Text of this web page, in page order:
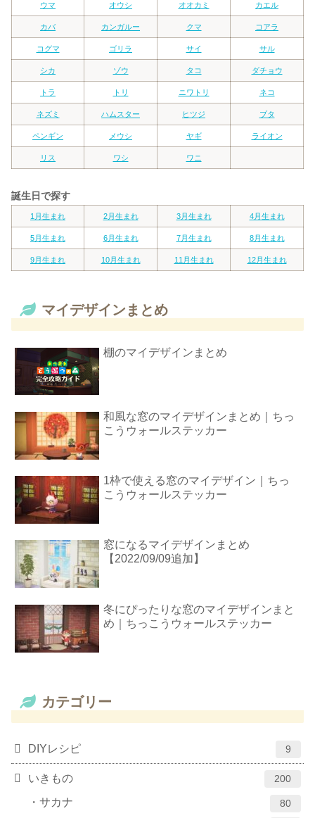
ウマ オウシ オオカミ カエル
カバ カンガルー クマ コアラ
コグマ ゴリラ サイ サル
シカ ゾウ タコ ダチョウ
トラ トリ ニワトリ ネコ
ネズミ ハムスター ヒツジ ブタ
ペンギン メウシ ヤギ ライオン
リス ワシ ワニ
誕生日で探す
1月生まれ 2月生まれ 3月生まれ 4月生まれ
5月生まれ 6月生まれ 7月生まれ 8月生まれ
9月生まれ 10月生まれ 11月生まれ 12月生まれ
マイデザインまとめ
棚のマイデザインまとめ
和風な窓のマイデザインまとめ｜ちっ
こうウォールステッカー
1枠で使える窓のマイデザイン｜ちっ
こうウォールステッカー
窓になるマイデザインまとめ
【2022/09/09追加】
冬にぴったりな窓のマイデザインまと
め｜ちっこうウォールステッカー
カテゴリー
DIYレシピ 9
いきもの 200
サカナ 80